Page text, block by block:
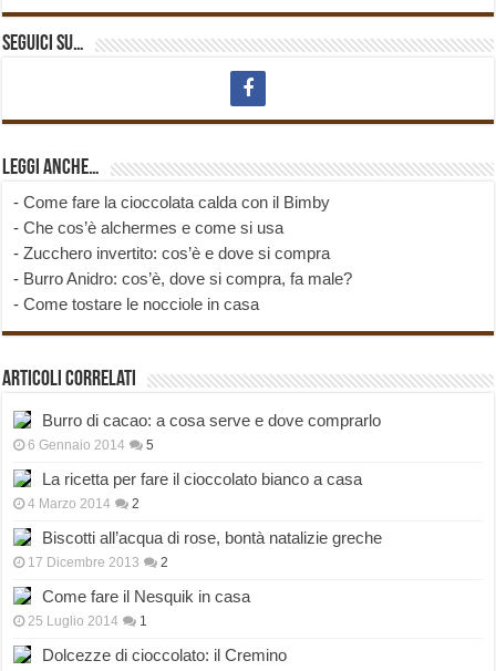
Seguici su…
Leggi anche…
-Come fare la cioccolata calda con il Bimby
-Che cos’è alchermes e come si usa
-Zucchero invertito: cos’è e dove si compra
- Burro Anidro: cos’è, dove si compra, fa male?
-Come tostare le nocciole in casa
Articoli correlati
Burro di cacao: a cosa serve e dove comprarlo
6 Gennaio 2014 5
La ricetta per fare il cioccolato bianco a casa
4 Marzo 2014 2
Biscotti all’acqua di rose, bontà natalizie greche
17 Dicembre 2013 2
Come fare il Nesquik in casa
25 Luglio 2014 1
Dolcezze di cioccolato: il Cremino